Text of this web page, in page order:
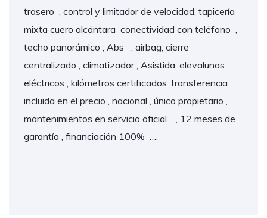
trasero , control y limitador de velocidad, tapicería
mixta cuero alcántara conectividad con teléfono ,
techo panorámico , Abs , airbag, cierre
centralizado , climatizador , Asistida, elevalunas
eléctricos , kilómetros certificados ,transferencia
incluida en el precio , nacional , único propietario ,
mantenimientos en servicio oficial , , 12 meses de
garantía , financiación 100% ….